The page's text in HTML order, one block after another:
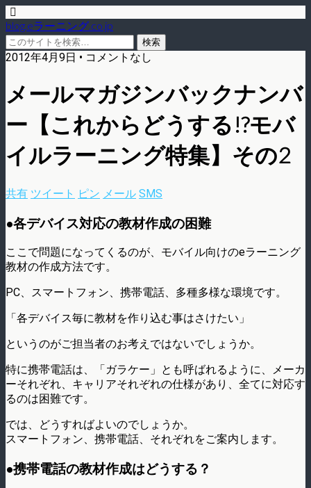
blog.eラーニング.co.jp
2012年4月9日 • コメントなし
メールマガジンバックナンバ
ー【これからどうする!?モバ
イルラーニング特集】その2
共有 ツイート ピン メール SMS
●各デバイス対応の教材作成の困難
ここで問題になってくるのが、モバイル向けのeラーニング
教材の作成方法です。
PC、スマートフォン、携帯電話、多種多様な環境です。
「各デバイス毎に教材を作り込む事はさけたい」
というのがご担当者のお考えではないでしょうか。
特に携帯電話は、「ガラケー」とも呼ばれるように、メーカ
ーそれぞれ、キャリアそれぞれの仕様があり、全てに対応す
るのは困難です。
では、どうすればよいのでしょうか。
スマートフォン、携帯電話、それぞれをご案内します。
●携帯電話の教材作成はどうする？